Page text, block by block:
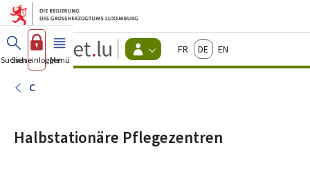
Zum Hauptmenü
Zum Inhalt
Guichet.lu
Changer
d'espace
FrançaisDeutschEnglish
Suchen
Sich einloggen
Menü Haupt-
C
Halbstationäre Pflegezentren